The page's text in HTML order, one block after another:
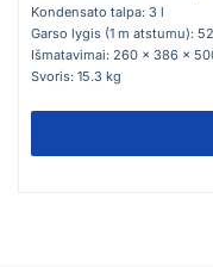
Kondensato talpa: 3 l
Garso lygis (1 m atstumu):
Išmatavimai: 260 x 386 x
Svoris: 15.3 kg